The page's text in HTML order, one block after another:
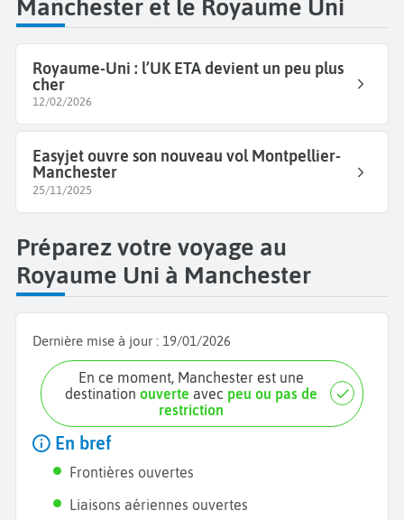
Manchester et le Royaume Uni
Royaume-Uni : l’UK ETA devient un peu plus
cher
12/02/2026
Easyjet ouvre son nouveau vol Montpellier-
Manchester
25/11/2025
Préparez votre voyage au
Royaume Uni à Manchester
Dernière mise à jour : 19/01/2026
En ce moment, Manchester est une
destinationouverte avec peu ou pas de
restriction
En bref
Frontières ouvertes
Liaisons aériennes ouvertes